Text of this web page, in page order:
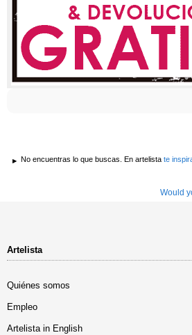
No encuentras lo que buscas. En artelista te
Would
Artelista
Quiénes somos
Empleo
Artelista in English